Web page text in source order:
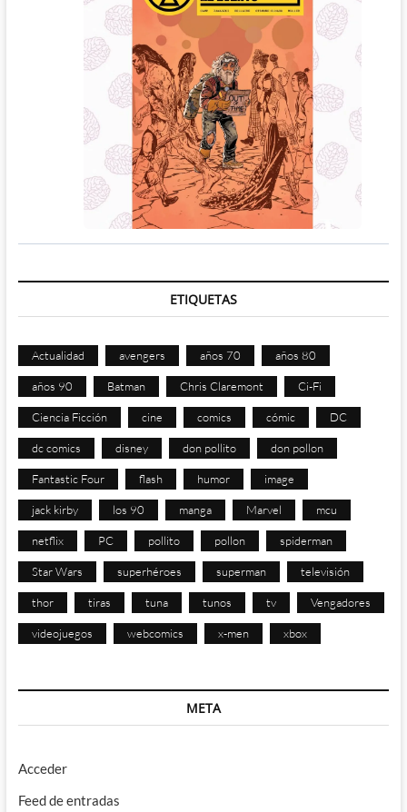
ETIQUETAS
Actualidad avengers años 70 años 80
años 90 Batman Chris Claremont Ci-Fi
Ciencia Ficción cine comics cómic DC
dc comics disney don pollito don pollon
Fantastic Four flash humor image
jack kirby los 90 manga Marvel mcu
netflix PC pollito pollon spiderman
Star Wars superhéroes superman televisión
thor tiras tuna tunos tv Vengadores
videojuegos webcomics x-men xbox
META
Acceder
Feed de entradas